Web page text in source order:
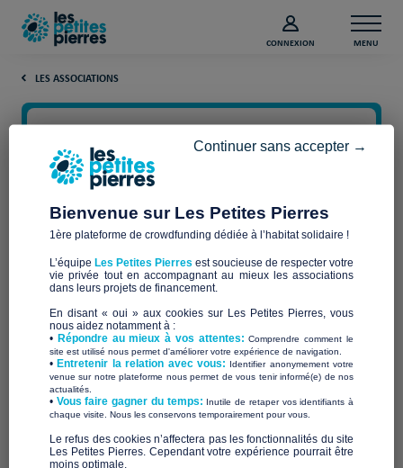
CONNEXION MENU
LES ASSOCIATIONS
APF France handicap -
Délégation de Savoie
Qui sommes-nous ?
À venir
Bienvenue sur Les Petites Pierres
1ère plateforme de crowdfunding dédiée à l’habitat solidaire !
L’équipe Les Petites Pierres est soucieuse de respecter votre
vie privée tout en accompagnant au mieux les associations
dans leurs projets de financement.
En disant « oui » aux cookies sur Les Petites Pierres, vous
nous aidez notamment à :
• Répondre au mieux à vos attentes:Comprendre comment le
site est utilisé nous permet d'améliorer votre expérience de navigation.
•Entretenir la relation avec vous: Identifier anonymement votre
venue sur notre plateforme nous permet de vous tenir informé(e) de nos
actualités.
​• Vous faire gagner du temps: Inutile de retaper vos identifiants à
chaque visite. Nous les conservons temporairement pour vous.
​Le refus des cookies n’affectera pas les fonctionnalités du site
Les Petites Pierres. Cependant votre expérience pourrait être
moins optimale.​
Continuer sans accepter →